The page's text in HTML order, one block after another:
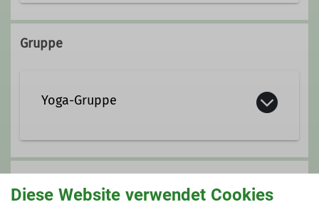
burkhard.rott.dav@masterspot.de
Gruppe
Yoga-Gruppe
Die Kraft der Natur spüren, frische
Bergluft atmen und die Stille unserer
Wälder erfahren – Wandern ist ein
Diese Website verwendet Cookies